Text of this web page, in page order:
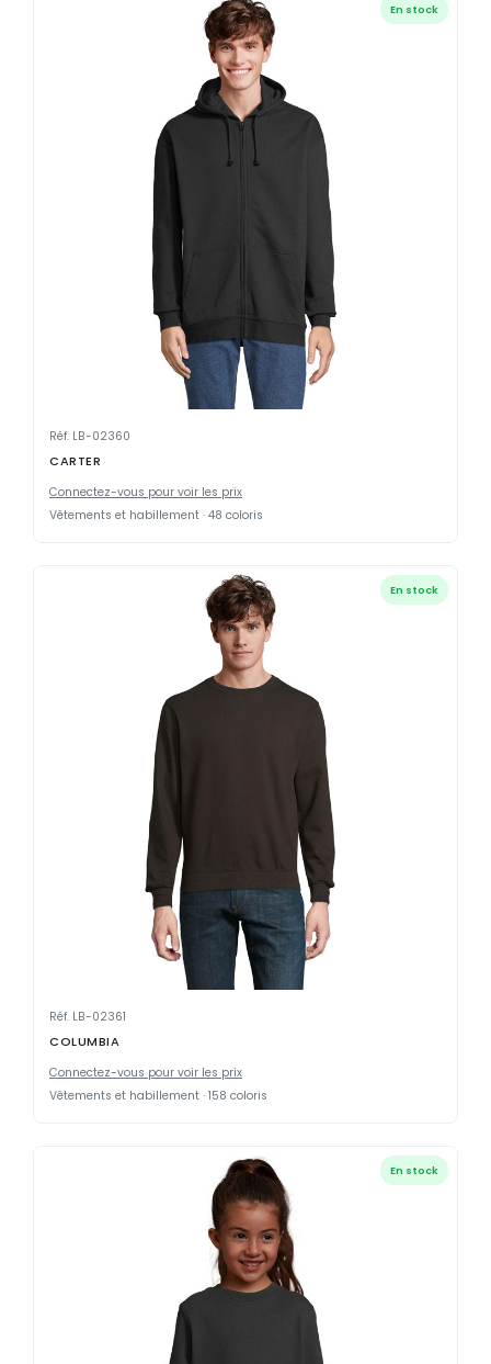
En stock
Réf. LB-02360
CARTER
Connectez-vous pour voir les prix
Vêtements et habillement · 48 coloris
En stock
Réf. LB-02361
COLUMBIA
Connectez-vous pour voir les prix
Vêtements et habillement · 158 coloris
En stock